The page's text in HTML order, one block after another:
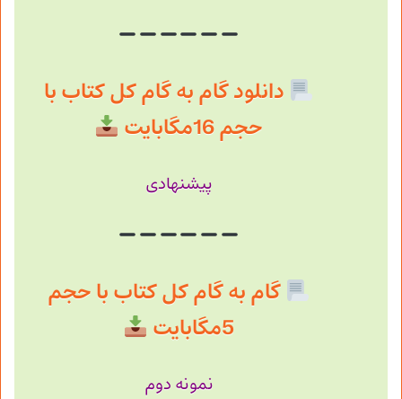
دانلود گام به گام کل کتاب با
حجم 16مگابایت
پیشنهادی
گام به گام کل کتاب با حجم
5مگابایت
نمونه دوم